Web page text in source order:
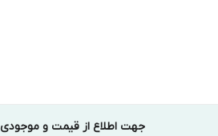
جهت اطلاع از قیمت و